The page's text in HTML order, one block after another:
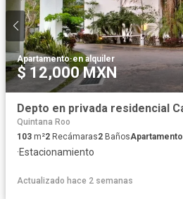
Apartamento·en alquiler
$ 12,000 MXN
Quintana Roo
103 m²2 Recámaras2 BañosApartamento
·Estacionamiento
Actualizado hace 2 semanas